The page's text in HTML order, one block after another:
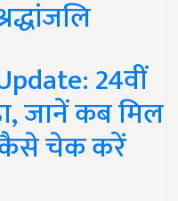
24वीं
जानें कब मिल
कैसे चेक करें